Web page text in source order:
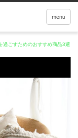
menu
過ごすためのおすすめ商品3選